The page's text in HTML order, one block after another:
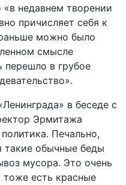
недавнем творении
причисляет себя к
можно было
смысле
перешло в грубое
в беседе с
Эрмитажа
Печально,
такие обычные беды
мусора. Это очень
есть красные